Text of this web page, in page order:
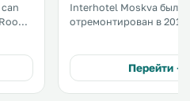
Interhotel Moskva был
отремонтирован в 2016
бесплатный Wi-Fi во
конгресс-центр. .
Перейти →